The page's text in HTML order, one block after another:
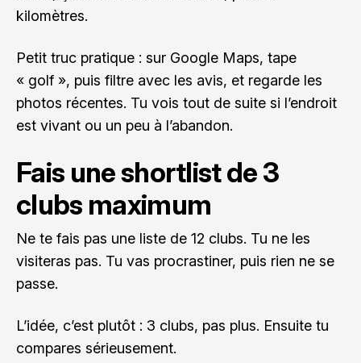
kilomètres.
Petit truc pratique : sur Google Maps, tape
« golf », puis filtre avec les avis, et regarde les
photos récentes. Tu vois tout de suite si l’endroit
est vivant ou un peu à l’abandon.
Fais une shortlist de 3
clubs maximum
Ne te fais pas une liste de 12 clubs. Tu ne les
visiteras pas. Tu vas procrastiner, puis rien ne se
passe.
L’idée, c’est plutôt : 3 clubs, pas plus. Ensuite tu
compares sérieusement.